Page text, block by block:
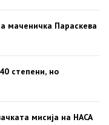
маченичка Параскева
степени, но
мисија на НАСА